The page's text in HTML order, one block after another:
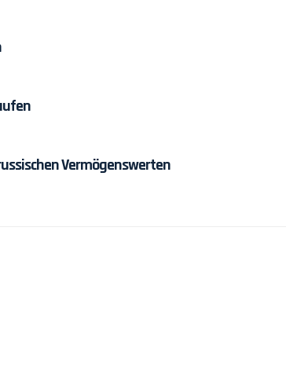
Vermögenswerten